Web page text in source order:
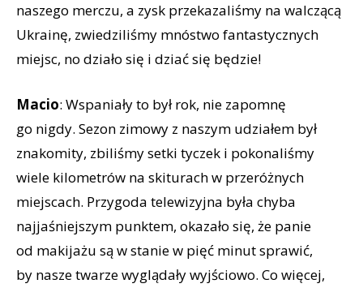
naszego merczu, a zysk przekazaliśmy na walczącą
Ukrainę, zwiedziliśmy mnóstwo fantastycznych
miejsc, no działo się i dziać się będzie!
Macio: Wspaniały to był rok, nie zapomnę
go nigdy. Sezon zimowy z naszym udziałem był
znakomity, zbiliśmy setki tyczek i pokonaliśmy
wiele kilometrów na skiturach w przeróżnych
miejscach. Przygoda telewizyjna była chyba
najjaśniejszym punktem, okazało się, że panie
od makijażu są w stanie w pięć minut sprawić,
by nasze twarze wyglądały wyjściowo. Co więcej,